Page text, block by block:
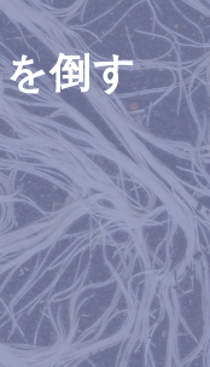
倒す